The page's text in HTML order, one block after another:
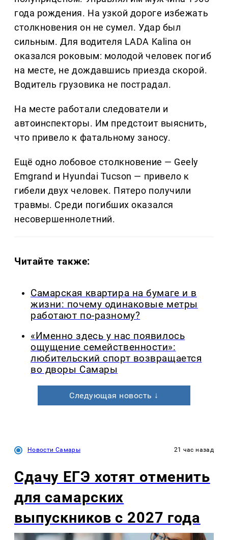
года рождения. На узкой дороге избежать
столкновения он не сумел. Удар был
сильным. Для водителя LADA Kalina он
оказался роковым: молодой человек погиб
на месте, не дождавшись приезда скорой.
Водитель грузовика не пострадал.
На месте работали следователи и
автоинспекторы. Им предстоит выяснить,
что привело к фатальному заносу.
Ещё одно лобовое столкновение — Geely
Emgrand и Hyundai Tucson — привело к
гибели двух человек. Пятеро получили
травмы. Среди погибших оказался
несовершеннолетний.
Читайте также:
Самарская квартира на бумаге и в
жизни: почему одинаковые метры
работают по-разному?
«Именно здесь у нас появилось
ощущение семейственности»:
любительский спорт возвращается
во дворы Самары
Следующая новость ↓
Новости Самары 21 час назад
Сдачу ЕГЭ хотят отменить
для самарских
выпускников с 2027 года